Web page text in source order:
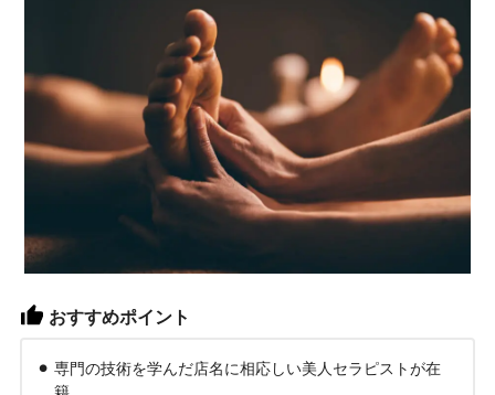
おすすめポイント
専門の技術を学んだ店名に相応しい美人セラピストが在
籍